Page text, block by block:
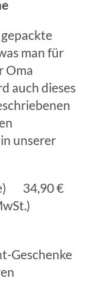
man für
Oma
auch dieses
unserer
34,90 €
Geschenke